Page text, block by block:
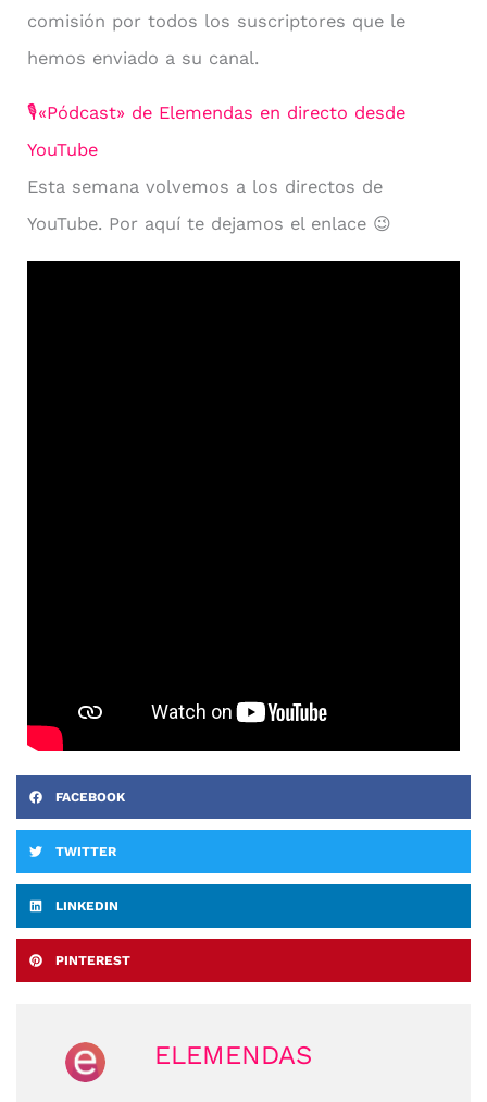
comisión por todos los suscriptores que le
hemos enviado a su canal.
🎙«Pódcast» de Elemendas en directo desde
YouTube
Esta semana volvemos a los directos de
YouTube. Por aquí te dejamos el enlace 😉
FACEBOOK
TWITTER
LINKEDIN
PINTEREST
ELEMENDAS